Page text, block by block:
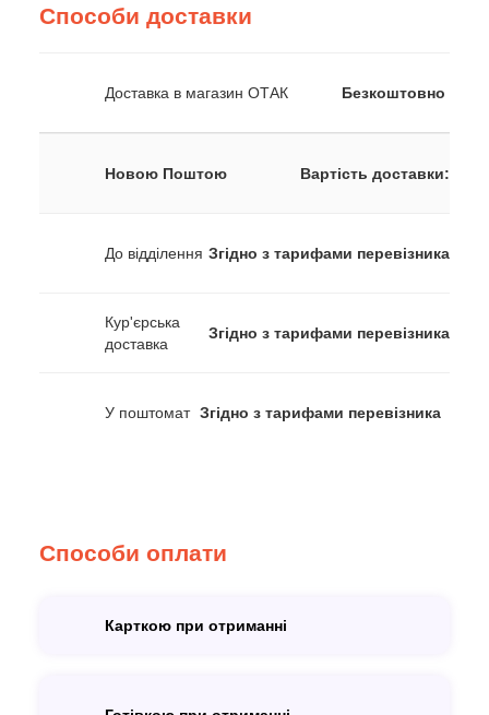
Способи доставки
Доставка в магазин ОТАК Безкоштовно
Новою Поштою Вартість доставки:
До відділення Згідно з тарифами перевізника
Кур'єрська
доставка
Згідно з тарифами перевізника
У поштомат Згідно з тарифами перевізника
Способи оплати
Карткою при отриманні